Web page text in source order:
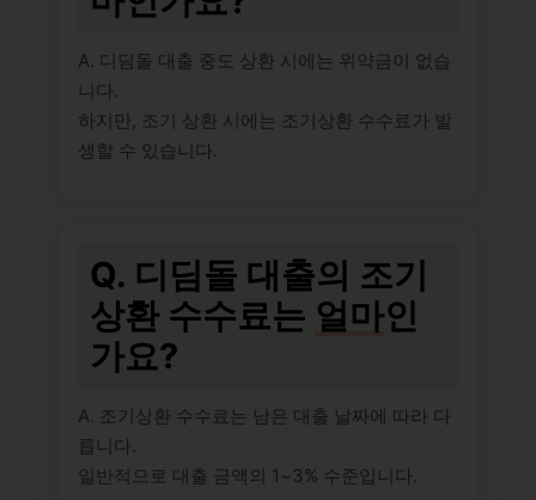
A. 디딤돌 대출 중도 상환 시에는 위약금이 없습
니다.
하지만, 조기 상환 시에는 조기상환 수수료가 발
생할 수 있습니다.
Q. 디딤돌 대출의 조기
상환 수수료는 얼마인
가요?
A. 조기상환 수수료는 남은 대출 날짜에 따라 다
릅니다.
일반적으로 대출 금액의 1~3% 수준입니다.